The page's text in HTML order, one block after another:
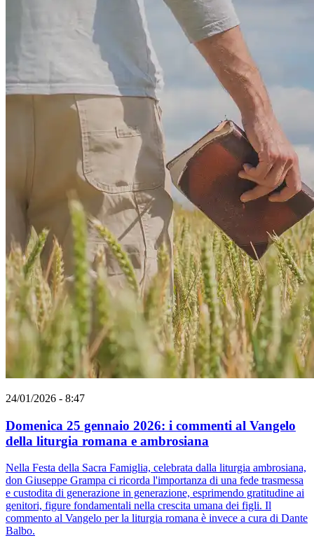
24/01/2026 - 8:47
Domenica 25 gennaio 2026: i commenti al Vangelo
della liturgia romana e ambrosiana
Nella Festa della Sacra Famiglia, celebrata dalla liturgia ambrosiana,
don Giuseppe Grampa ci ricorda l'importanza di una fede trasmessa
e custodita di generazione in generazione, esprimendo gratitudine ai
genitori, figure fondamentali nella crescita umana dei figli. Il
commento al Vangelo per la liturgia romana è invece a cura di Dante
Balbo.